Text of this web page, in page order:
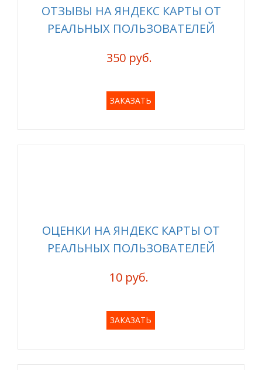
ОТЗЫВЫ НА ЯНДЕКС КАРТЫ ОТ
РЕАЛЬНЫХ ПОЛЬЗОВАТЕЛЕЙ
350 руб.
ЗАКАЗАТЬ
ОЦЕНКИ НА ЯНДЕКС КАРТЫ ОТ
РЕАЛЬНЫХ ПОЛЬЗОВАТЕЛЕЙ
10 руб.
ЗАКАЗАТЬ